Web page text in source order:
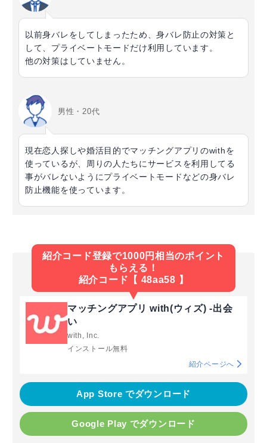
以前身バレをしてしまったため、身バレ防止の対策と
して、プライベートモードだけ利用しています。
他の対策はしていません。
男性・20代
現在恋人探しや婚活目的でマッチングアプリのwithを
使っているが、周りの人たちにサービスを利用してる
事がバレないようにプライベートモードなどの身バレ
防止機能を使っています。
紹介コード登録で1000円相当のポイント
もらえる！
紹介コード【 48aa58 】
マッチングアプリ with(ウィズ) -出会
い
with, Inc.
インストール無料
紹介ページへ
App Store でダウンロード
Google Play でダウンロード